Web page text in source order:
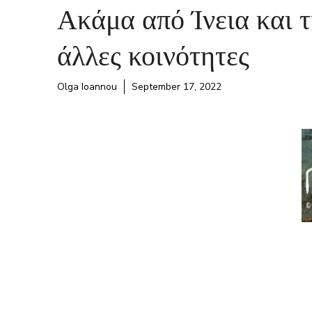
Ακάμα από Ίνεια και
άλλες κοινότητες
Olga Ioannou September 17, 2022